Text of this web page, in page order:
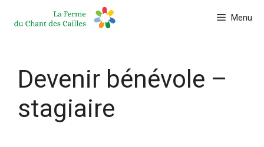
Menu
Devenir bénévole –
stagiaire